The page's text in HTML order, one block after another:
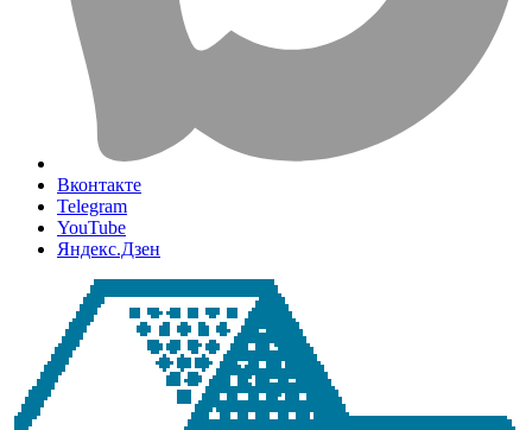
Вконтакте
Telegram
YouTube
Яндекс.Дзен